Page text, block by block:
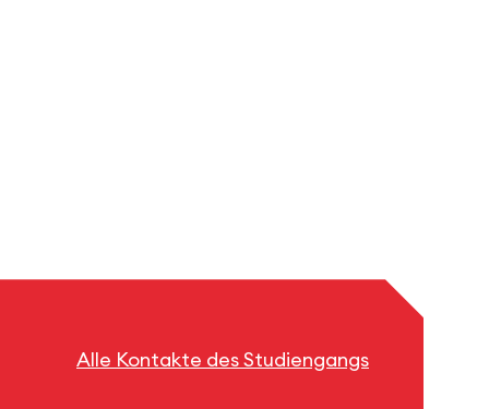
Alle Kontakte des Studiengangs